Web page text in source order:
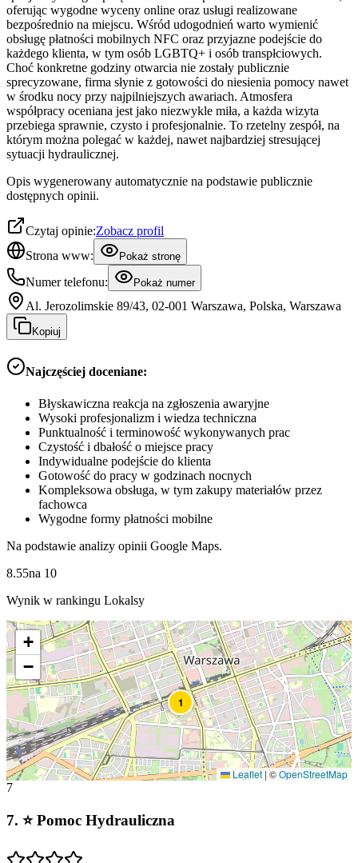
oferując wygodne wyceny online oraz usługi realizowane
bezpośrednio na miejscu. Wśród udogodnień warto wymienić
obsługę płatności mobilnych NFC oraz przyjazne podejście do
każdego klienta, w tym osób LGBTQ+ i osób transpłciowych.
Choć konkretne godziny otwarcia nie zostały publicznie
sprecyzowane, firma słynie z gotowości do niesienia pomocy nawet
w środku nocy przy najpilniejszych awariach. Atmosfera
współpracy oceniana jest jako niezwykle miła, a każda wizyta
przebiega sprawnie, czysto i profesjonalnie. To rzetelny zespół, na
którym można polegać w każdej, nawet najbardziej stresującej
sytuacji hydraulicznej.
Opis wygenerowany automatycznie na podstawie publicznie
dostępnych opinii.
Czytaj opinie:Zobacz profil
Strona www:
Pokaż stronę
Numer telefonu: Pokaż numer
Al. Jerozolimskie 89/43, 02-001 Warszawa, Polska, Warszawa
Kopiuj
Najczęściej doceniane:
Błyskawiczna reakcja na zgłoszenia awaryjne
Wysoki profesjonalizm i wiedza techniczna
Punktualność i terminowość wykonywanych prac
Czystość i dbałość o miejsce pracy
Indywidualne podejście do klienta
Gotowość do pracy w godzinach nocnych
Kompleksowa obsługa, w tym zakupy materiałów przez
fachowca
Wygodne formy płatności mobilne
Na podstawie analizy opinii Google Maps.
8.55na 10
Wynik w rankingu Lokalsy
1
+
−
Leaflet|©OpenStreetMap
7
7. ⭐ Pomoc Hydrauliczna